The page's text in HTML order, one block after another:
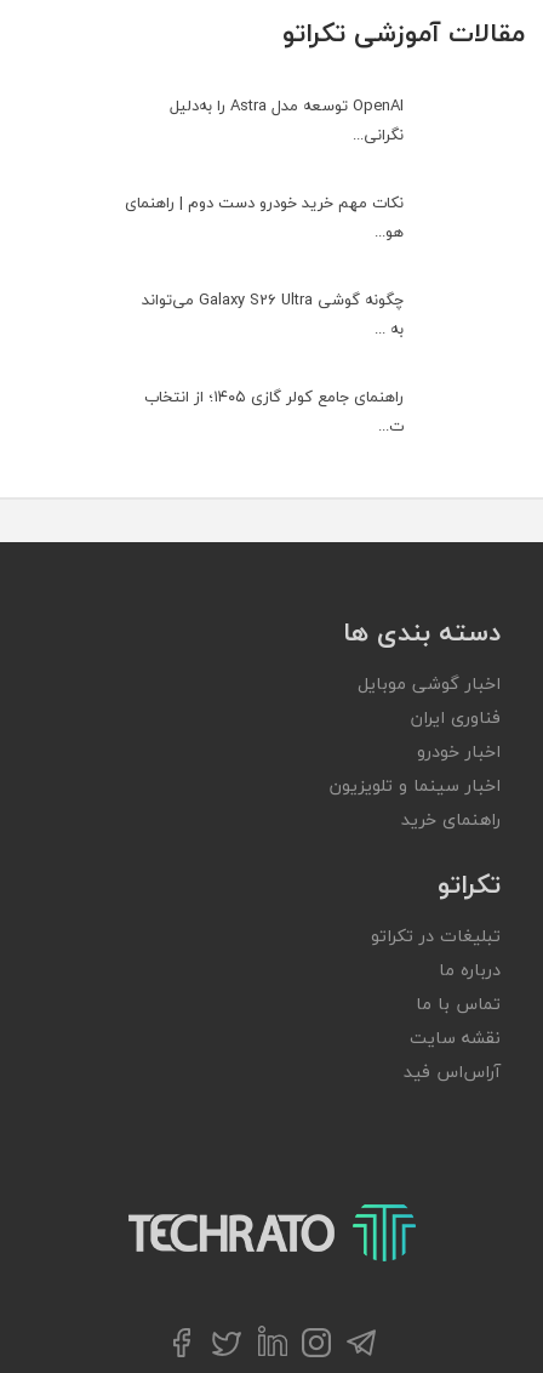
مقالات آموزشی تکراتو
OpenAI توسعه مدل Astra را به‌دلیل
نگرانی...
نکات مهم خرید خودرو دست دوم | راهنمای
هو...
چگونه گوشی Galaxy S26 Ultra می‌تواند
به ...
راهنمای جامع کولر گازی ۱۴۰۵؛ از انتخاب
ت...
دسته بندی ها
اخبار گوشی موبایل
فناوری ایران
اخبار خودرو
اخبار سینما و تلویزیون
راهنمای خرید
تکراتو
تبلیغات در تکراتو
درباره ما
تماس با ما
نقشه سایت
آر‌اس‌اس فید
تکراتو – زندگی با تکنولوژی
تلگراماینستاگرام
لینکداینتوییترفیسبوک